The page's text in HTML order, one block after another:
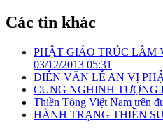
Các tin khác
PHẬT GIÁO TRÚC LÂM
03/12/2013 05:31
DIỄN VĂN LỄ AN VỊ
CUNG NGHINH
Thiền Tông Việt Nam trên
HÀNH TRẠNG THIỀN